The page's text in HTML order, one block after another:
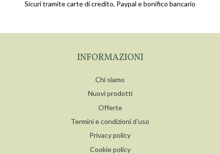
Sicuri tramite carte di credito, Paypal e bonifico bancario
INFORMAZIONI
Chi siamo
Nuovi prodotti
Offerte
Termini e condizioni d'uso
Privacy policy
Cookie policy